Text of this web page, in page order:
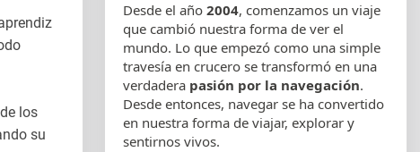
los
su
Desde el año 2004, comenzamos un viaje
que cambió nuestra forma de ver el
mundo. Lo que empezó como una simple
travesía en crucero se transformó en una
verdadera pasión por la navegación.
Desde entonces, navegar se ha convertido
en nuestra forma de viajar, explorar y
sentirnos vivos.